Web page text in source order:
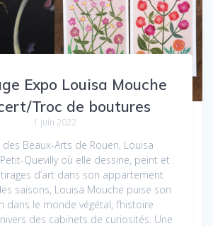
Expo Louisa Mouche
Troc de boutures
1 juin 2022
Beaux-Arts de Rouen, Louisa
Quevilly où elle dessine, peint et
d’art dans son appartement
saisons, Louisa Mouche puise son
dans le monde végétal, l’histoire
des cabinets de curiosités. Une